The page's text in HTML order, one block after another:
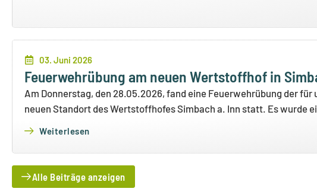
03. Juni 2026
Feuerwehrübung am neuen Wertstoffhof in
Am Donnerstag, den 28.05.2026, fand eine Feuerwehrübung der
neuen Standort des Wertstoffhofes Simbach a. Inn statt. Es wurde
Weiterlesen
Alle Beiträge anzeigen